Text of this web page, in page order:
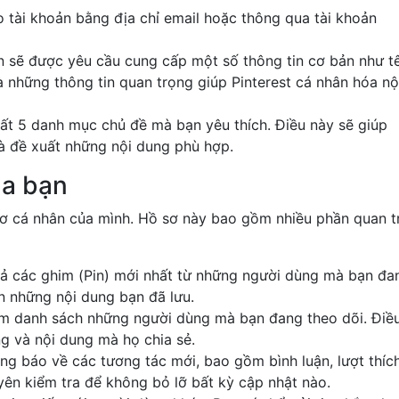
tài khoản bằng địa chỉ email hoặc thông qua tài khoản
sẽ được yêu cầu cung cấp một số thông tin cơ bản như
thông tin quan trọng giúp Pinterest cá nhân hóa
5 danh mục chủ đề mà bạn yêu thích. Điều này sẽ giúp
đề xuất những nội dung phù hợp.
bạn
cá nhân của mình. Hồ sơ này bao gồm nhiều phần quan
ghim (Pin) mới nhất từ những người dùng mà bạn
nội dung bạn đã lưu.
danh sách những người dùng mà bạn đang theo dõi.
và nội dung mà họ chia sẻ.
báo về các tương tác mới, bao gồm bình luận, lượt
kiểm tra để không bỏ lỡ bất kỳ cập nhật nào.